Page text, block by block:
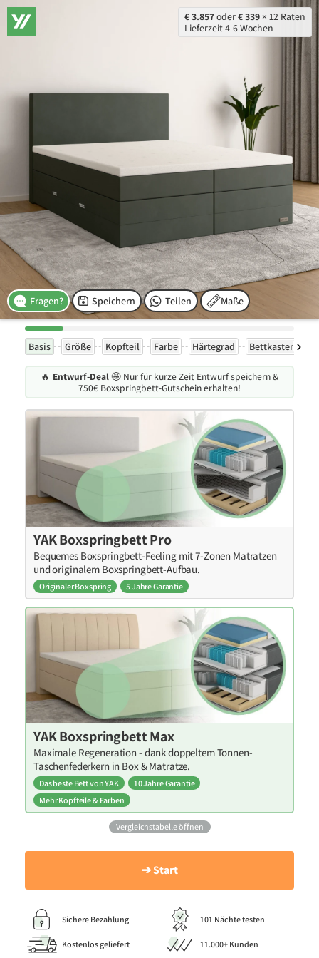
€ 3.857oder€ 339 × 12 Raten
Lieferzeit 4-6 Wochen
Fragen? Maße
Speichern Teilen
Basis Größe Kopfteil Farbe Härtegrad Bettkasten
🔥 Entwurf-Deal🤩 Nur für kurze Zeit Entwurf speichern &
750€ Boxspringbett-Gutschein erhalten!
YAK Boxspringbett Pro
Bequemes Boxspringbett-Feeling mit 7-Zonen Matratzen
und originalem Boxspringbett-Aufbau.
Originaler Boxspring 5 Jahre Garantie
YAK Boxspringbett Max
Maximale Regeneration - dank doppeltem Tonnen-
Taschenfederkern in Box & Matratze.
Das beste Bett von YAK
10 Jahre Garantie
Mehr Kopfteile & Farben
Vergleichstabelle öffnen
➔ Start
Sichere Bezahlung 101 Nächte testen
Kostenlos geliefert 11.000+ Kunden